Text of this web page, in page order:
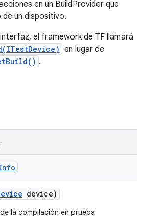
en un BuildProvider que
un dispositivo.
el framework de TF llamará
en lugar de
.
device)
la compilación en prueba